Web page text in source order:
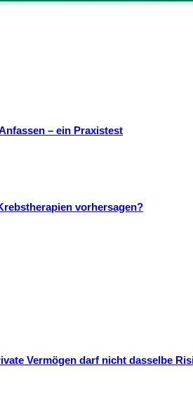
– ein Praxistest
vorhersagen?
Vermögen darf nicht dasselbe